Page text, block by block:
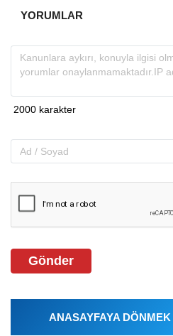
YORUMLAR
Gönder
ANASAYFAYA